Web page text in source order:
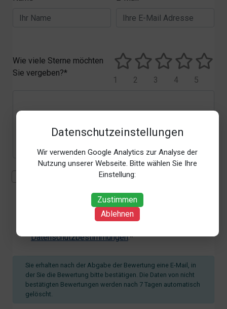
Datenschutzeinstellungen
Wir verwenden Google Analytics zur Analyse der
Nutzung unserer Webseite. Bitte wählen Sie Ihre
Einstellung:
Zustimmen
Ablehnen
Wie viele Sterne möchten
Sie vergeben?*
5
4
3
2
1
Mit der Erhebung, Verarbeitung und Nutzung meiner
Uhrzeit der Bewertungsabgabe, Referrer-URL) zum
Zweck der Bewertung erkläre ich mich
Datenschutzbestimmungen.*
Sie erhalten nach der Abgabe der Bewertung eine E-Mail, in
der Sie die Bewertung bitte bestätigen. Die Daten von nicht
bestätigten Bewertungen werden nach 7 Tagen automatisch
gelöscht.